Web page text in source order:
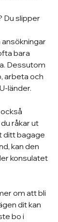
Du slipper
bara
Dessutom
arbeta och
länder.
råkar ut
ditt bagage
kan den
konsulatet
om att bli
dit kan
bo i